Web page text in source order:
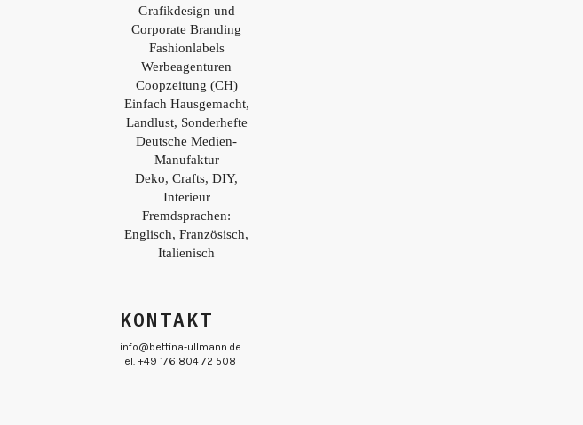
Grafikdesign und
Corporate Branding
Fashionlabels
Werbeagenturen
Coopzeitung (CH)
Einfach Hausgemacht,
Landlust, Sonderhefte
Deutsche Medien-
Manufaktur
Deko, Crafts, DIY,
Interieur
Fremdsprachen:
Englisch, Französisch,
Italienisch
KONTAKT
info@bettina-ullmann.de
Tel. +49 176 804 72 508